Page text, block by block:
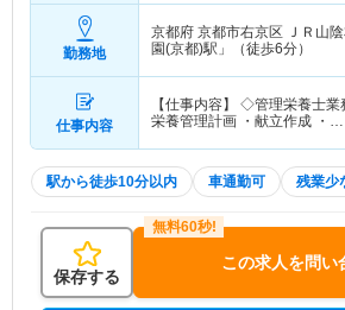
勤務地
京都府 京都市右京区 ＪＲ山
園(京都)駅」（徒歩6分）
仕事内容
【仕事内容】 ◇管理栄養士業
栄養管理計画 ・献立作成 ・…
駅から徒歩10分以内 車通勤可 残業少
保存する
この求人を問い